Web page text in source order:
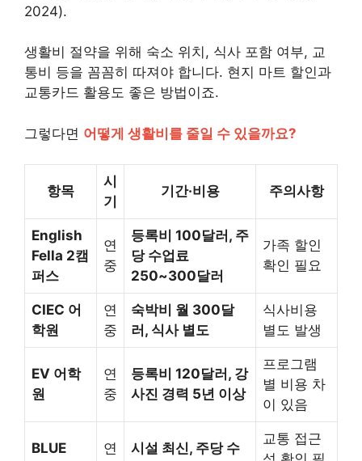
2024).
생활비 절약을 위해 숙소 위치, 식사 포함 여부, 교
통비 등을 꼼꼼히 따져야 합니다. 현지 마트 할인과
교통카드 활용도 좋은 방법이죠.
그렇다면 어떻게 생활비를 줄일 수 있을까요?
항목
시
기
기간·비용 주의사항
English
Fella 2캠
퍼스
연
중
등록비 100달러, 주
당 수업료
250~300달러
가족 할인
확인 필요
CIEC 어
학원
연
중
숙박비 월 300달
러, 식사 별도
식사비용
별도 발생
EV 어학
원
연
중
등록비 120달러, 강
사진 경력 5년 이상
프로그램
별 비용 차
이 있음
BLUE
연
시설 최신, 주당 수
교통 접근